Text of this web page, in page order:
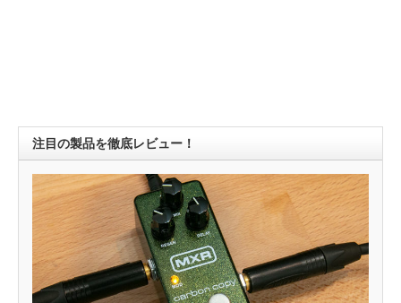
注目の製品を徹底レビュー！